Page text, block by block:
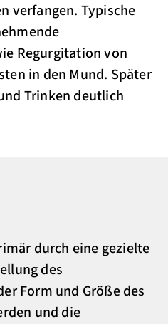
verfangen. Typische
Regurgitation von
in den Mund. Später
Trinken deutlich
durch eine gezielte
des
Form und Größe des
und die